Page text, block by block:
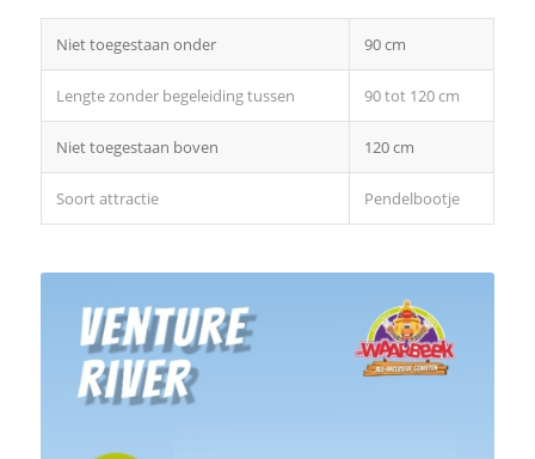
Niet toegestaan onder 90 cm
Lengte zonder begeleiding tussen 90 tot 120 cm
Niet toegestaan boven 120 cm
Soort attractie Pendelbootje